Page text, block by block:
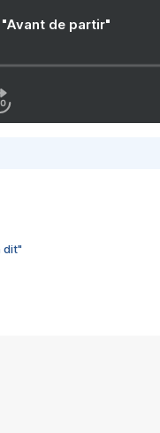
de partir"
dit"